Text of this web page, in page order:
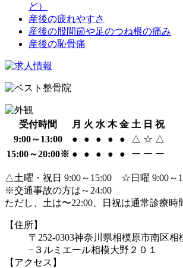
ど）
産後の疲れやすさ
産後の股間節や足のつね根の痛み
産後の恥骨痛
受付時間 月 火 水 木 金 土 日 祝
9:00～13:00
● ● ● ● ● △ ☆ △
15:00～20:00※ ● ● ● ● ● ー ー ー
△土曜・祝日 9:00～15:00 ☆日曜 9:00～
※交通事故の方は～24:00
ただし、土は〜22:00、日祝は通常診療時
【住所】
〒252-0303神奈川県相模原市南区相
−３ ルミエール相模大野２０１
【アクセス】